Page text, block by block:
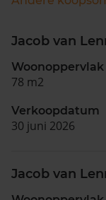
Jacob van
Woonoppervlak
78 m2
Verkoopdatum
30 juni 2026
Jacob van